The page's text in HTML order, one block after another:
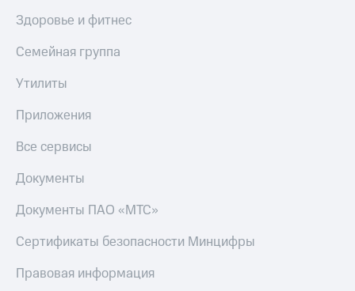
Здоровье и фитнес
Семейная группа
Утилиты
Приложения
Все сервисы
Документы
Документы ПАО «МТС»
Сертификаты безопасности Минцифры
Правовая информация